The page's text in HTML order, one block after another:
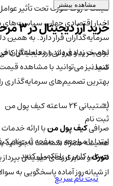
قیمت د روت نتورک تحت تأثیر
اخبار اقتصادی جهان، سیاست‌های
سرمایه‌گذاران قرار دارد. به همین
اهمیت زیادی دارد و معامله‌گران
شما نیز می‌توانید با مشاهده
بهترین تصمیم‌های سرمایه‌گذاری را
پشتیبانی ۲۴ ساعته کیف پول من
صرافیکیف پول منبا ارائه خدمات
همیشه همراه شماست تا بتوانید
نتورکو سایر ارزهای دیجیتال
از شبانه‌روز آماده پاسخگویی به
مشاهده بیشتر
خرید ارز دیجیتال در 3 مرحله ساده
برای خرید و فروش ارز دیجیتال
کنید:
01
ثبت نام
ابتدا با مراجعه به صفحه ثبت‌نام
حساب کاربری را تکمیل کنید.
ثبت نام سریع